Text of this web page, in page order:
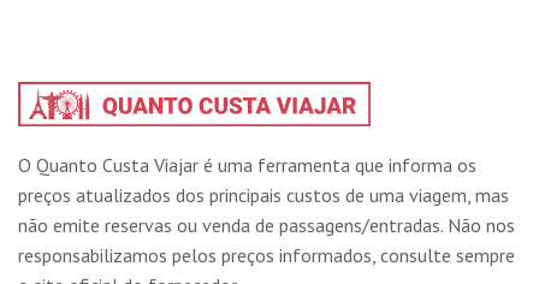
O Quanto Custa Viajar é uma ferramenta que informa os
preços atualizados dos principais custos de uma viagem, mas
não emite reservas ou venda de passagens/entradas. Não nos
responsabilizamos pelos preços informados, consulte sempre